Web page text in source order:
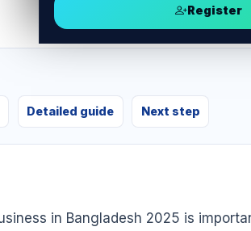
Register
Detailed guide Next step
in Bangladesh 2025 is